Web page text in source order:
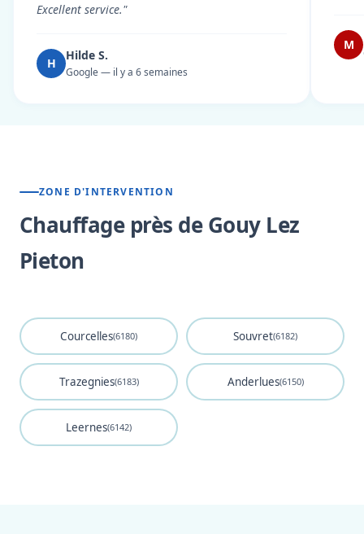
Excellent service."
H
Hilde S.
Google — il y a 6 semaines
M
ZONE D'INTERVENTION
Chauffage près de Gouy Lez
Pieton
Courcelles(6180) Souvret(6182)
Trazegnies(6183) Anderlues(6150)
Leernes(6142)